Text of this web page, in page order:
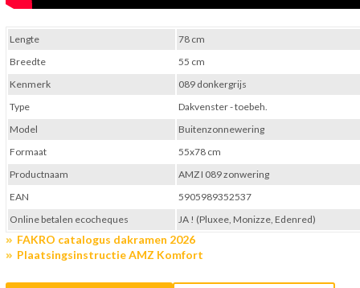
FAKRO catalogus dakramen 2026
Plaatsingsinstructie AMZ Komfort
Lengte
78 cm
Breedte
55 cm
Kenmerk
089 donkergrijs
Type
Dakvenster - toebeh.
Model
Buitenzonnewering
Formaat
55x78 cm
Productnaam
AMZ I 089 zonwering
EAN
5905989352537
Online betalen ecocheques
JA ! (Pluxee, Monizze, Edenred)